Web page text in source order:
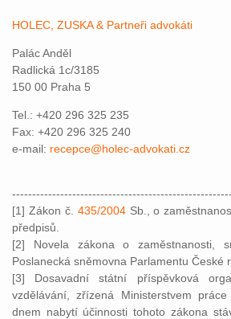
HOLEC, ZUSKA & Partneři advokáti
Palác Anděl
Radlická 1c/3185
150 00 Praha 5
Tel.: +420 296 325 235
Fax: +420 296 325 240
e-mail: recepce@holec-advokati.cz
[1] Zákon č. 435/2004Sb., o
předpisů.
[2] Novela zákona o zaměstnanosti,
Poslanecká sněmovna Parlamentu České
[3] Dosavadní státní příspěvková
vzdělávání, zřízená Ministerstvem
dnem nabytí účinnosti tohoto zákona